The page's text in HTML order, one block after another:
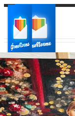
Ваш город:
Ваш регион